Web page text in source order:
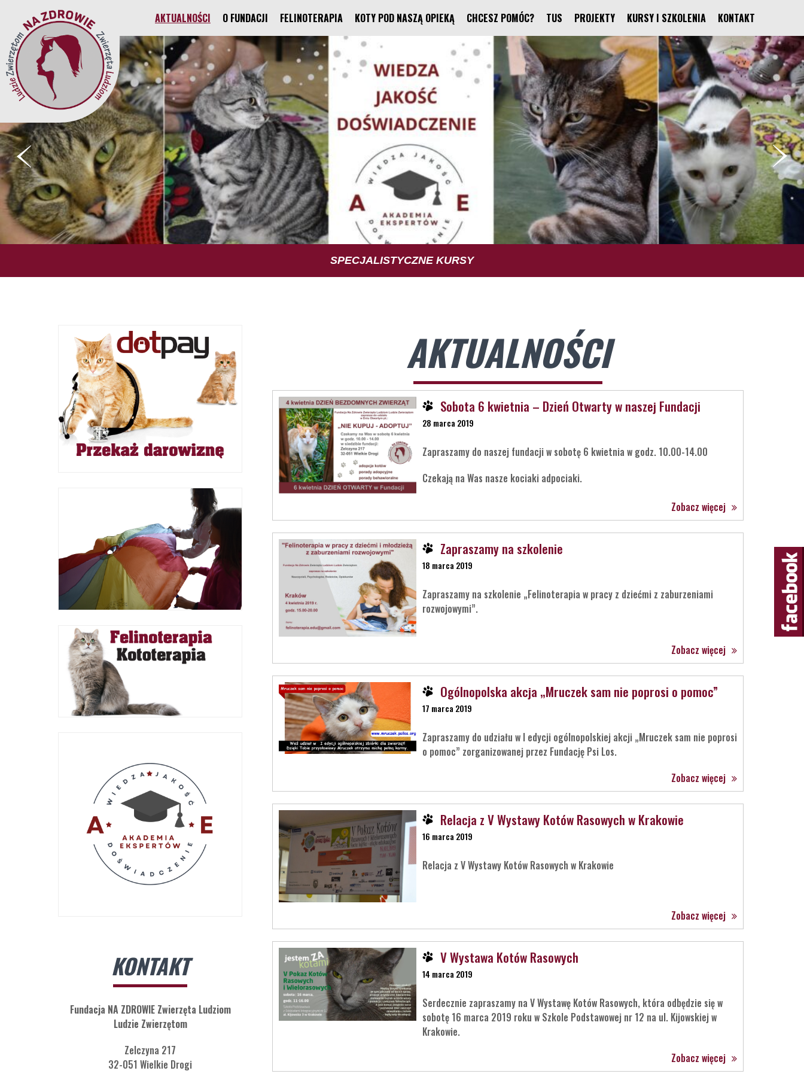
AKTUALNOŚCI O FUNDACJI FELINOTERAPIA KOTY POD NASZĄ OPIEKĄ CHCESZ POMÓC? TUS PROJEKTY KURSY I SZKOLENIA KONTAKT
TUS TRENING UMIEJĘTNOŚCI SPOŁECZNYCH
SPECJALISTYCZNE KURSY
FUNDACJA
FELINOTERAPIA
KONTAKT
Fundacja NA ZDROWIE Zwierzęta Ludziom
Ludzie Zwierzętom
Zelczyna 217
32-051 Wielkie Drogi
AKTUALNOŚCI
Sobota 6 kwietnia – Dzień Otwarty w naszej Fundacji
28 marca 2019
Zapraszamy do naszej fundacji w sobotę 6 kwietnia w godz. 10.00-14.00
Czekają na Was nasze kociaki adpociaki.
Zobacz więcej
Zapraszamy na szkolenie
18 marca 2019
Zapraszamy na szkolenie „Felinoterapia w pracy z dziećmi z zaburzeniami
rozwojowymi”.
Zobacz więcej
Ogólnopolska akcja „Mruczek sam nie poprosi o pomoc”
17 marca 2019
Zapraszamy do udziału w I edycji ogólnopolskiej akcji „Mruczek sam nie poprosi
o pomoc” zorganizowanej przez Fundację Psi Los.
Zobacz więcej
Relacja z V Wystawy Kotów Rasowych w Krakowie
16 marca 2019
Relacja z V Wystawy Kotów Rasowych w Krakowie
Zobacz więcej
V Wystawa Kotów Rasowych
14 marca 2019
Serdecznie zapraszamy na V Wystawę Kotów Rasowych, która odbędzie się w
sobotę 16 marca 2019 roku w Szkole Podstawowej nr 12 na ul. Kijowskiej w
Krakowie.
Zobacz więcej